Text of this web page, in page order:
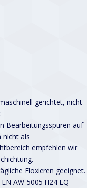
gerichtet, nicht
Bearbeitungsspuren auf
nicht als
empfehlen wir
Eloxieren geeignet.
AW-5005 H24 EQ